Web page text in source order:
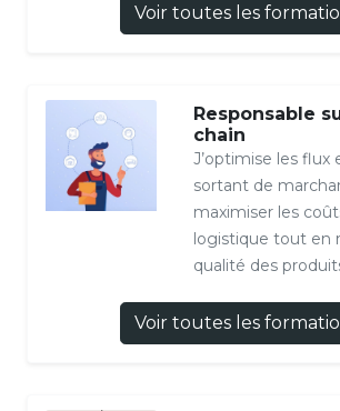
Voir toutes les
Responsable
chain
J’optimise les flux
sortant de
maximiser les
logistique tout en
qualité des
Voir toutes les